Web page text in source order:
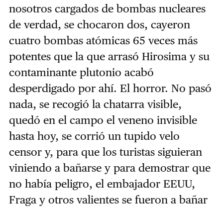
nosotros cargados de bombas nucleares
de verdad, se chocaron dos, cayeron
cuatro bombas atómicas 65 veces más
potentes que la que arrasó Hirosima y su
contaminante plutonio acabó
desperdigado por ahí. El horror. No pasó
nada, se recogió la chatarra visible,
quedó en el campo el veneno invisible
hasta hoy, se corrió un tupido velo
censor y, para que los turistas siguieran
viniendo a bañarse y para demostrar que
no había peligro, el embajador EEUU,
Fraga y otros valientes se fueron a bañar